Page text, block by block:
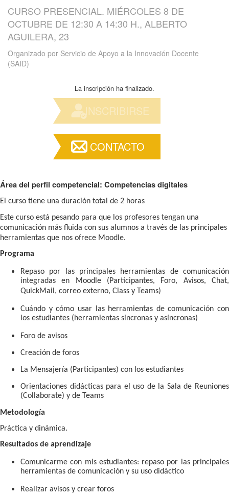
CURSO PRESENCIAL. MIÉRCOLES 8 DE
OCTUBRE DE 12:30 A 14:30 H., ALBERTO
AGUILERA, 23
Organizado por Servicio de Apoyo a la Innovación Docente
(SAID)
La inscripción ha finalizado.
INSCRIBIRSE
CONTACTO
Área del perfil competencial: Competencias digitales
El curso tiene una duración total de 2 horas
Este curso está pesando para que los profesores tengan una
comunicación más fluida con sus alumnos a través de las principales
herramientas que nos ofrece Moodle.
Programa
Repaso por las principales herramientas de comunicación
integradas en Moodle (Participantes, Foro, Avisos, Chat,
QuickMail, correo externo, Class y Teams)
Cuándo y cómo usar las herramientas de comunicación con
los estudiantes (herramientas síncronas y asíncronas)
Foro de avisos
Creación de foros
La Mensajería (Participantes) con los estudiantes
Orientaciones didácticas para el uso de la Sala de Reuniones
(Collaborate) y de Teams
Metodología
Práctica y dinámica.
Resultados de aprendizaje
Comunicarme con mis estudiantes: repaso por las principales
herramientas de comunicación y su uso didáctico
Realizar avisos y crear foros